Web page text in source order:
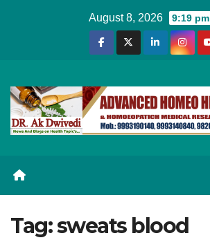
August 8, 2026 9:19 pm
Tag:sweats blood